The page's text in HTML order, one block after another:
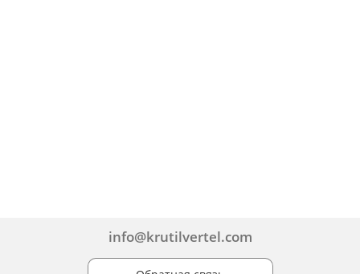
info@krutilvertel.com